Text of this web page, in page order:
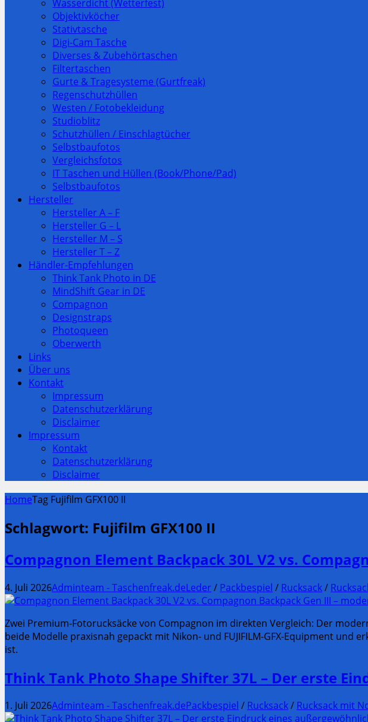
Wasserdicht (Wetterfest)
Objektivköcher
Stativtasche
Digi-Cam Tasche
Diverses & Zubehörtaschen
Filtertaschen
Gurte & Tragesysteme (Gurtfreak)
Regenschutzhüllen
Westen / Fotobekleidung
Studioblitz
Schutzhüllen / Einschlagtücher
Selbstbaufotos
Vergleichsfotos
IT Taschen und Hüllen (Book/Phone/Pad)
Selbstbaufotos
Hersteller
Hersteller A – F
Hersteller G – L
Hersteller M – S
Hersteller T – Z
Händler-Empfehlungen
Think Tank Photo in DE
MindShift Gear in DE
Compagnon
Designstraps
Photoqueen
Oberwerth
Links
Über uns
Kontakt
Impressum
Datenschutzerklärung
Disclaimer
Impressum
Kontakt
Datenschutzerklärung
Disclaimer
HomeTag Fujifilm GFX100 II
Schlagwort: Fujifilm GFX100 II
Compagnon Element Backpack 30L V2 vs.
4. Juli 2026Adminteam - Taschenfreak.deLeder / Packbespiel / Rucksack/
Zwei Premium-Fotorucksäcke von Compagnon im direkten Vergleich: Der
beide Modelle praxisnah gepackt mit Nikon- und FUJIFILM-GFX-Equipment und
ist.
Think Tank Photo Shape Shifter 37L – Der erste
1. Juli 2026Adminteam - Taschenfreak.dePackbespiel / Rucksack/ Rucksack mit